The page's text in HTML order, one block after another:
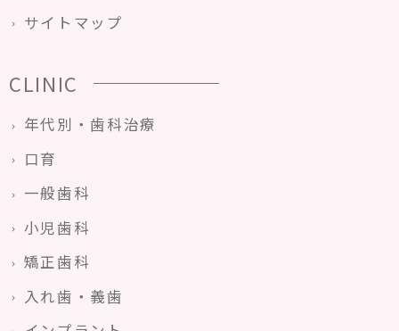
サイトマップ
CLINIC
年代別・歯科治療
口育
一般歯科
小児歯科
矯正歯科
入れ歯・義歯